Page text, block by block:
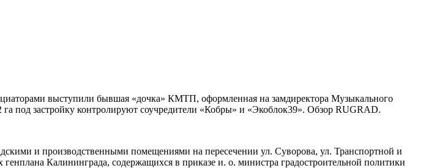
выступили бывшая «дочка» КМТП, оформленная на замдиректора Музыкального
под застройку контролируют соучредители «Кобры» и «Экоблок39». Обзор RUGRAD.
и производственными помещениями на пересечении ул. Суворова, ул. Транспортной и
Калининграда, содержащихся в приказе и. о. министра градостроительной политики